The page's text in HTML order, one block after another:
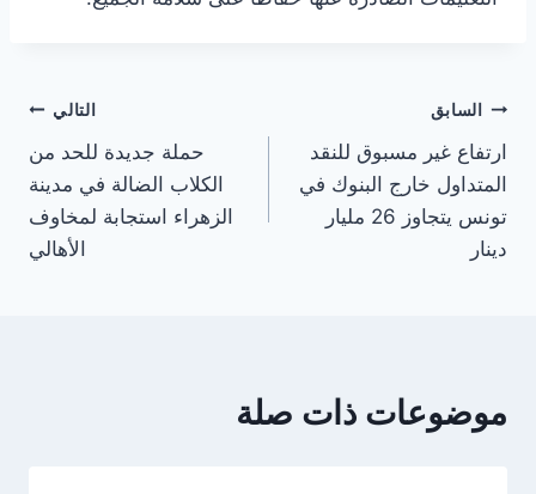
تصفّح
المقالات
السابق
ارتفاع غير مسبوق للنقد
المتداول خارج البنوك في
تونس يتجاوز 26 مليار
دينار
التالي
حملة جديدة للحد من
الكلاب الضالة في مدينة
الزهراء استجابة لمخاوف
الأهالي
موضوعات ذات صلة